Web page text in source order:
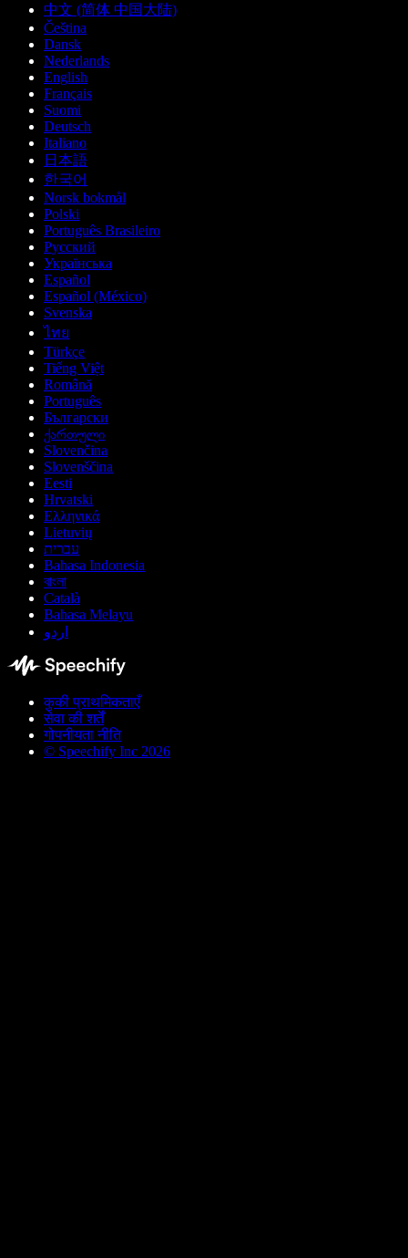
中文 (简体 中国大陆)
Čeština
Dansk
Nederlands
English
Français
Suomi
Deutsch
Italiano
日本語
한국어
Norsk bokmål
Polski
Português Brasileiro
Русский
Українська
Español
Español (México)
Svenska
ไทย
Türkçe
Tiếng Việt
Română
Português
Български
ქართული
Slovenčina
Slovenščina
Eesti
Hrvatski
Ελληνικά
Lietuvių
עברית
Bahasa Indonesia
বাংলা
Català
Bahasa Melayu
اردو
कुकी प्राथमिकताएँ
सेवा की शर्तें
गोपनीयता नीति
© Speechify Inc 2026